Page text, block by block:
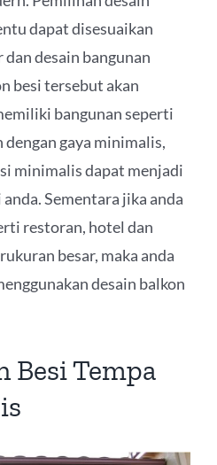
dapat disesuaikan
desain bangunan
besi tersebut akan
bangunan seperti
gaya minimalis,
minimalis dapat menjadi
Sementara jika anda
restoran, hotel dan
besar, maka anda
desain balkon
Besi Tempa